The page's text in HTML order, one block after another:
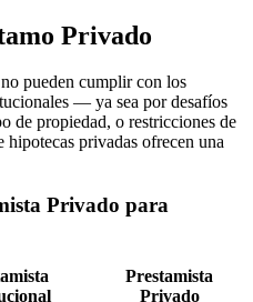
Privado
pueden cumplir con los
— ya sea por desafíos
de propiedad, o restricciones de
privadas ofrecen una
Privado para
Prestamista
Privado